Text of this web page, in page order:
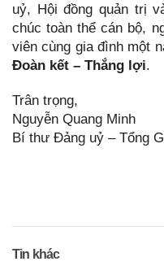
uỷ, Hội đồng quản trị
chúc toàn thể cán bộ,
viên cùng gia đình một
Đoàn kết – Thắng lợi.
Trân trọng,
Nguyễn Quang Minh
Bí thư Đảng uỷ – Tổng
Tin khác